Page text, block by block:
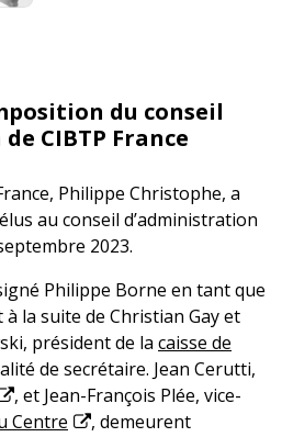
du conseil
CIBTP France
Philippe Christophe, a
au conseil d’administration
2023.
Philippe Borne en tant que
la suite de Christian Gay et
président de la caisse de
de secrétaire. Jean Cerutti,
, et Jean-François Plée, vice-
Centre
, demeurent